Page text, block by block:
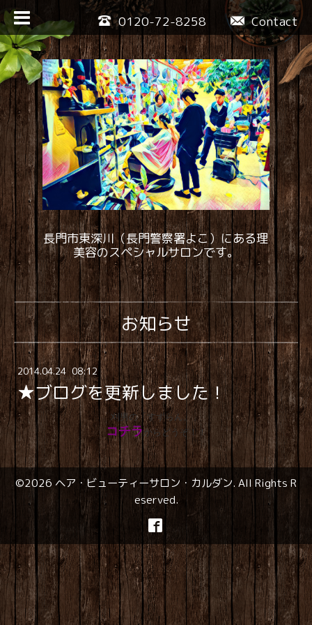
Contact
0120-72-8258
長門市東深川（長門警察署よこ）にある理
美容のスペシャルサロンです。
お知らせ
2014.04.24 08:12
★ブログを更新しました！
刈男の「すずらん。」
コチラからどうぞ！！
©2026 ヘア・ビューティーサロン・カルダン. All Rights R
eserved.